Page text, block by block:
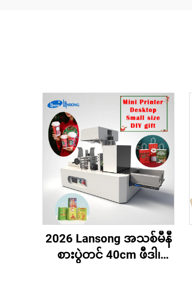
2026 Lansong အသစ်မီနီ
စားပွဲတင် 40cm ဖီဒါ၊